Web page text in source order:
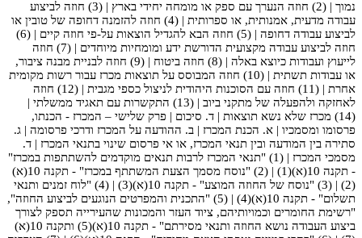
נמוך | (2) חוזה הנערך עם ספק או מומחה יחידי בארץ | (3) חוזה לביצוע
עבודה מדעית, אמנותית, או ספרותית | (4) חוזה להזמנה דחופה של טובין או
לביצוע עבודה דחופה | (5) חוזה הבא להגדיל הוצאות על-פי חוזה קיים | (6)
חוזה לביצוע עבודה מקצועית הדורשת ידע ומומחיות מיוחדים | (7) חוזה
לייעוץ ועבודות כיוצא באלה | (8) חוזה ביטוח | (9) חוזה לבניית מבנה ציבור,
או עבודות תשתית | (10) חוזה המבוסס על תוצאות מכרז עבור רשות מקומית
אחרת | (11) חוזה עם הסוכנות היהודית לניצול כספי מגבית | (12) חוזה
לאחזקה ולהפעלה של מתקני ביוב | (13) התקשרות עם תאגיד ממשלתי |
(14) מכרז שלא נשא תוצאות | ד. סיכום | פרק שלישי – המכרז - הכנתו,
פרסומו ומסמכיו | א. הכנת המכרז | ב. ההודעה על המכרז ודרכי פרסומה | ג.
סתירה בין המודעה ובין תנאי המכרז, או אי פרסום שינוי בתנאי המכרז | ד.
מסמכי המכרז | (1) "תנאי המכרז לרבות תנאים מוקדמים להשתתפות במכרז"
- תקנה 10(א)(1) | (2) "נוסח מסמך הצעת המשתתף במכרז" - תקנה 10(א)
(2) | (3) "נוסח של החוזה המוצע" - תקנה 10(א)(3) | (4) "לוח זמנים ותנאי
תשלום" - תקנה 10(א)(4) | (5) "התכנית והמפרטים הנוגעים לביצוע החוזה",
"רשימת החומרים וכמויותיהם, ציוד העזר והמכונות שהעירייה תספק לצורך
ביצוע העבודה נושא החוזה ותנאי מסירתם" - תקנה 10(א)(5) ותקנה 10(א)